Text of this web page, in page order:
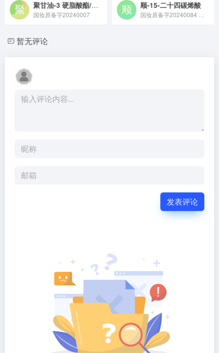
聚甘油-3 硬脂酸酯/癸二酸酯交联聚合物
国妆原备字20240007
顺-15-二十四碳烯酸
暂无评论
发表评论